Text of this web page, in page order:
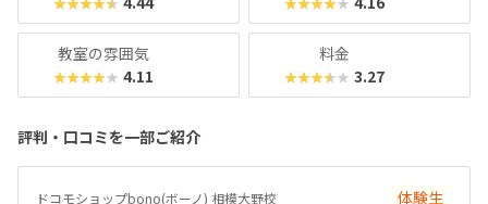
教室の雰囲気
★★★★★ 4.11
料金
★★★★★ 3.27
評判・口コミを一部ご紹介
ドコモショップbono(ボーノ) 相模大野校 体験生